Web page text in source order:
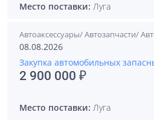
Место поставки: Луга
Автоаксессуары/ Автозапчасти/
08.08.2026
Закупка автомобильных
2 900 000 ₽
Место поставки: Луга